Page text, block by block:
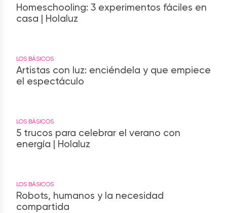
Homeschooling: 3 experimentos fáciles en
casa | Holaluz
LOS BÁSICOS
Artistas con luz: enciéndela y que empiece
el espectáculo
LOS BÁSICOS
5 trucos para celebrar el verano con
energía | Holaluz
LOS BÁSICOS
Robots, humanos y la necesidad
compartida